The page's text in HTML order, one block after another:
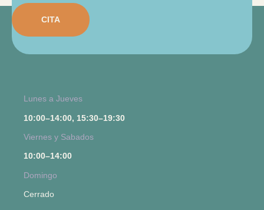
CITA
Lunes a Jueves
10:00–14:00, 15:30–19:30
Viernes y Sabados
10:00–14:00
Domingo
Cerrado